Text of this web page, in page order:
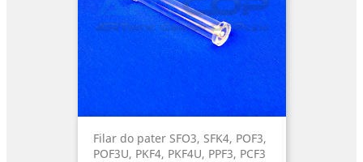
Filar do pater SFO3, SFK4, POF3,
POF3U, PKF4, PKF4U, PPF3, PCF3